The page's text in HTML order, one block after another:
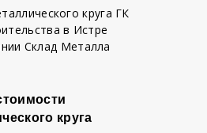
круга ГК
в Истре
Склад Металла
круга